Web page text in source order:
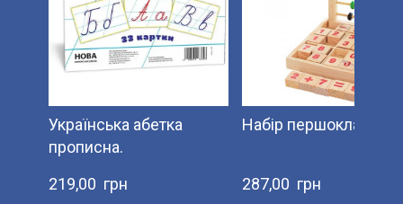
Українська абетка
прописна.
219,00  грн
Набір
287,00  грн